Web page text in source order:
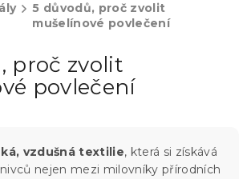
5 důvodů, proč zvolit
mušelínové povlečení
proč zvolit
povlečení
vzdušná textilie, která si získává
nejen mezi milovníky přírodních